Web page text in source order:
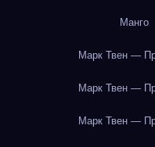
Манго
Марк Твен —
Марк Твен —
Марк Твен —